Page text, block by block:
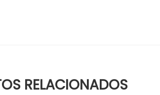
RELACIONADOS